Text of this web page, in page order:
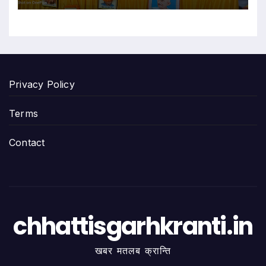
Privacy Policy
Terms
Contact
chhattisgarhkranti.in
खबर मतलब क्रान्ति